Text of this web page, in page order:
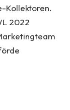
Kollektoren.
2022